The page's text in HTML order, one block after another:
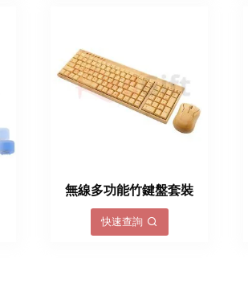
無線多功能竹鍵盤套裝
快速查詢